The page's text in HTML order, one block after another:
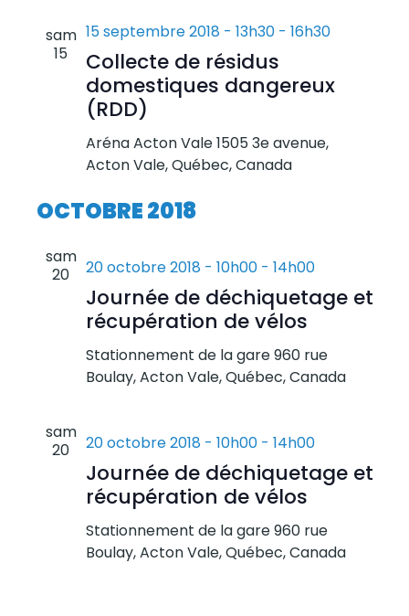
sam
15
Collecte de résidus
domestiques dangereux
(RDD)
15 septembre 2018 - 13h30- 16h30
Aréna Acton Vale1505 3e avenue,
Acton Vale, Québec, Canada
OCTOBRE 2018
sam
20
Journée de déchiquetage et
récupération de vélos
20 octobre 2018 - 10h00- 14h00
Stationnement de la gare960 rue
Boulay, Acton Vale, Québec, Canada
sam
20
Journée de déchiquetage et
récupération de vélos
20 octobre 2018 - 10h00- 14h00
Stationnement de la gare960 rue
Boulay, Acton Vale, Québec, Canada